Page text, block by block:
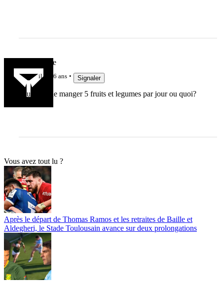
LaGuiguille
il y a 6 ans Signaler
il lui a dit de manger 5 fruits et legumes par jour ou quoi?
Vous avez tout lu ?
Après le départ de Thomas Ramos et les retraites de Baille et
Aldegheri, le Stade Toulousain avance sur deux prolongations